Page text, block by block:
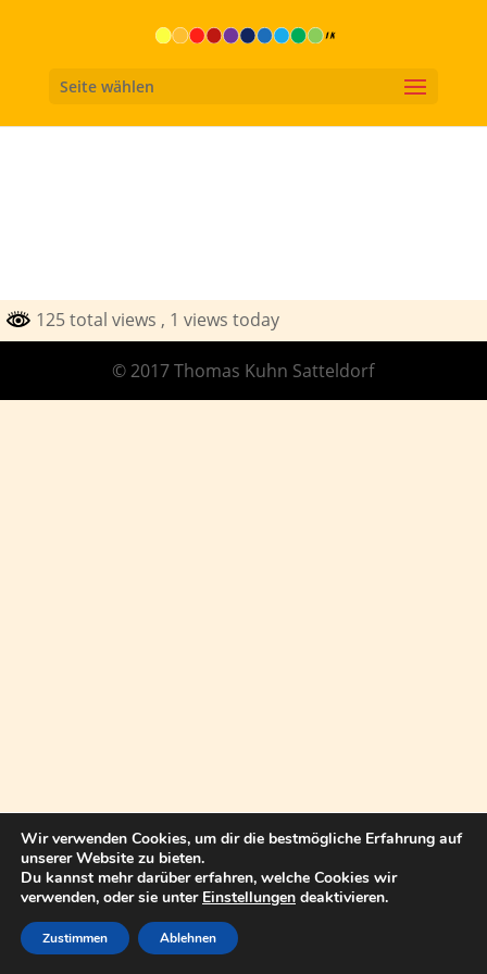
Seite wählen
125 total views , 1 views today
© 2017 Thomas Kuhn Satteldorf
Wir verwenden Cookies, um dir die bestmögliche Erfahrung auf
unserer Website zu bieten.
Du kannst mehr darüber erfahren, welche Cookies wir
verwenden, oder sie unter Einstellungen deaktivieren.
Zustimmen Ablehnen